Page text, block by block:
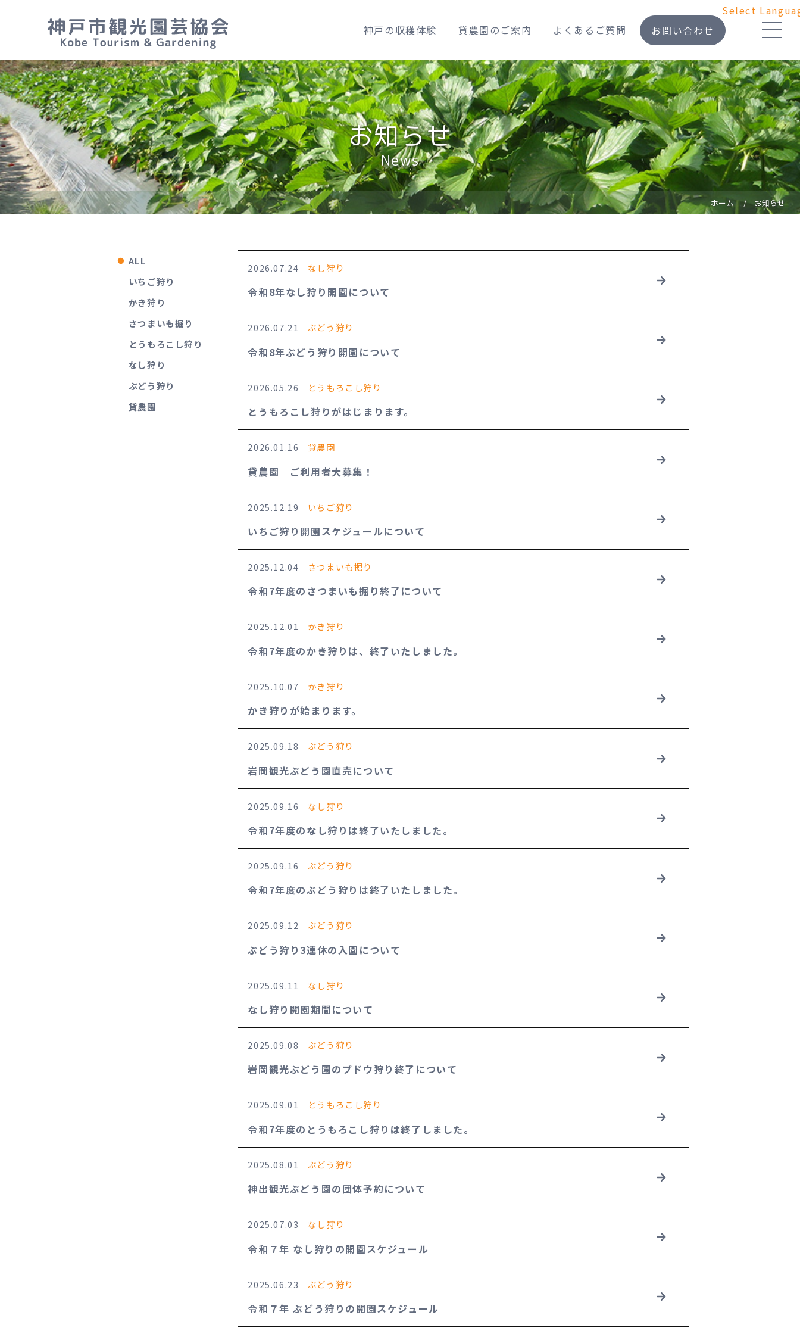
神戸の収穫体験 貸農園のご案内 よくあるご質問 お問い合わせ
Select
Kobe fruit picking list
神戸の収穫体験
Strawberries
いちご
Sweetcorn
とうもろこし
Grapes
Sweetpotatoes
さつまいも
Persimmons
Home
ホーム
Rental Farm
貸農園のご案内
News
FAQ
お問い合わせ
お知らせ
News
ホーム お知らせ
ALL
いちご狩り
かき狩り
さつまいも掘り
とうもろこし狩り
なし狩り
ぶどう狩り
貸農園
2026.07.24 なし狩り
令和8年なし狩り開園について
2026.07.21 ぶどう狩り
令和8年ぶどう狩り開園について
2026.05.26 とうもろこし狩り
とうもろこし狩りがはじまります。
2026.01.16 貸農園
貸農園 ご利用者大募集！
2025.12.19 いちご狩り
いちご狩り開園スケジュールについて
2025.12.04 さつまいも掘り
令和7年度のさつまいも掘り終了について
2025.12.01 かき狩り
令和7年度のかき狩りは、終了いたしました。
2025.10.07 かき狩り
かき狩りが始まります。
2025.09.18 ぶどう狩り
岩岡観光ぶどう園直売について
2025.09.16 なし狩り
令和7年度のなし狩りは終了いたしました。
2025.09.16 ぶどう狩り
令和7年度のぶどう狩りは終了いたしました。
2025.09.12 ぶどう狩り
ぶどう狩り3連休の入園について
2025.09.11 なし狩り
なし狩り開園期間について
2025.09.08 ぶどう狩り
岩岡観光ぶどう園のブドウ狩り終了について
2025.09.01 とうもろこし狩り
令和7年度のとうもろこし狩りは終了しました。
2025.08.01 ぶどう狩り
神出観光ぶどう園の団体予約について
2025.07.03 なし狩り
令和７年 なし狩りの開園スケジュール
2025.06.23 ぶどう狩り
令和７年 ぶどう狩りの開園スケジュール